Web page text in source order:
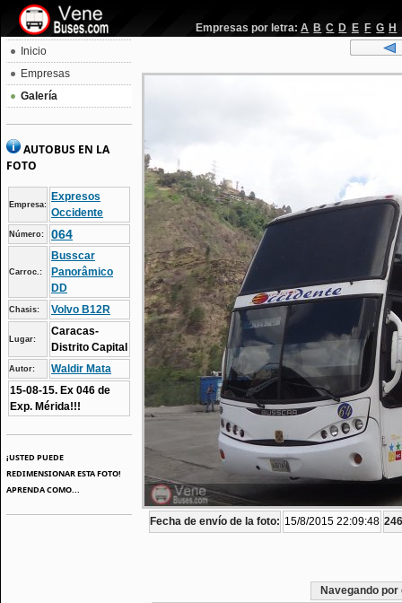
Empresas por letra: A B C D E F G H
Inicio
Empresas
Galería
AUTOBUS EN LA
FOTO
Empresa:
Expresos
Occidente
Número: 064
Carroc.:
Busscar
Panorâmico
DD
Chasis: Volvo B12R
Lugar:
Caracas-
Distrito Capital
Autor:
Waldir Mata
15-08-15. Ex 046 de
Exp. Mérida!!!
¡USTED PUEDE
REDIMENSIONAR ESTA FOTO!
APRENDA COMO...
Fecha de envío de la foto: 15/8/2015 22:09:48
Navegando